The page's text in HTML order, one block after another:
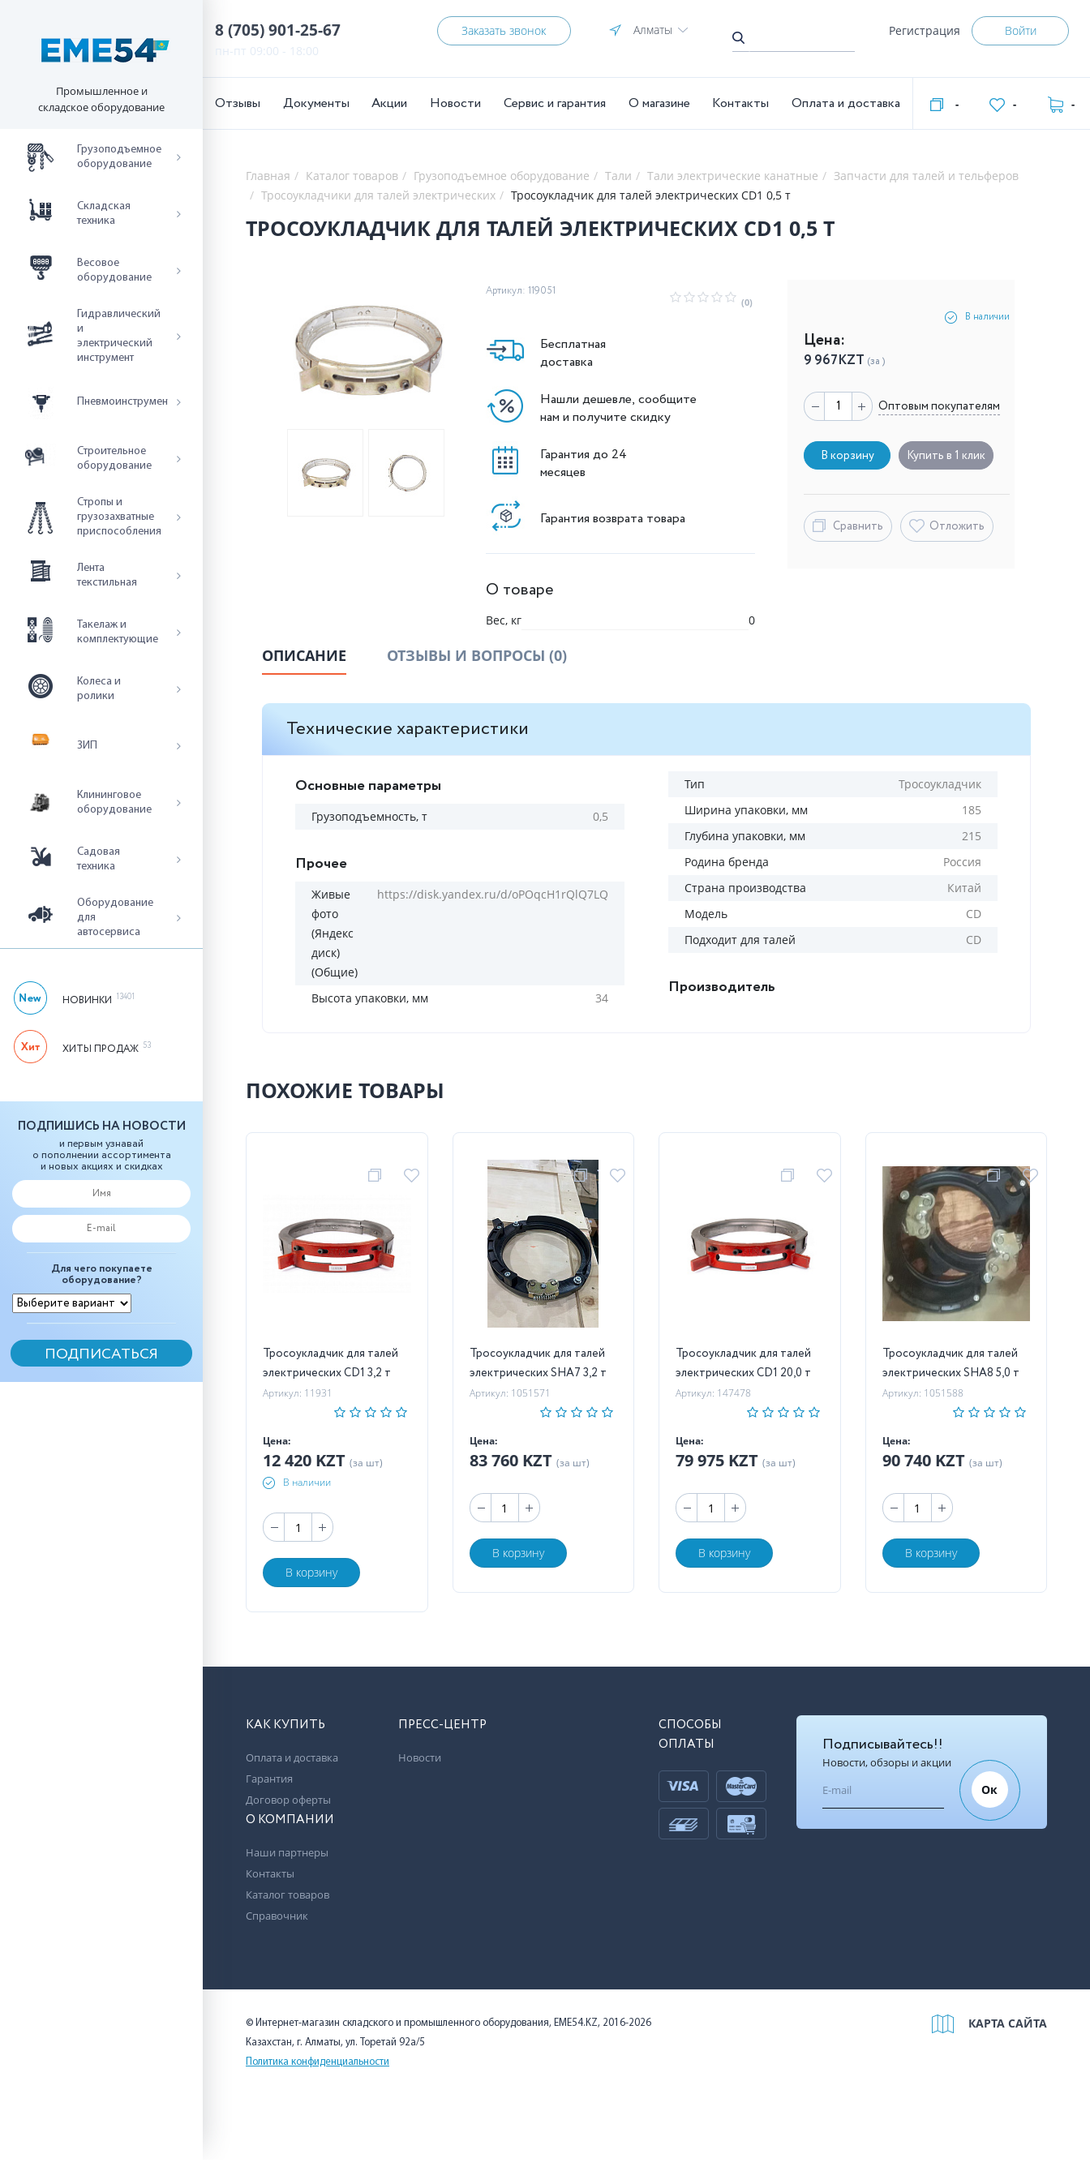
Промышленное и
складское оборудование
Грузоподъемное
оборудование
Складская
техника
Весовое
оборудование
Гидравлический
и
электрический
инструмент
Пневмоинструмент
Строительное
оборудование
Стропы и
грузозахватные
приспособления
Лента
текстильная
Такелаж и
комплектующие
Колеса и
ролики
ЗИП
Клининговое
оборудование
Садовая
техника
Оборудование
для
автосервиса
НОВИНКИ 13401
ХИТЫ ПРОДАЖ 53
ПОДПИШИСЬ НА НОВОСТИ
и первым узнавай
о пополнении ассортимента
и новых акциях и скидках
Для чего покупаете
оборудование?
8 (705) 901-25-67
пн-пт 09:00 - 18:00
Заказать звонок Алматы Регистрация Войти
Отзывы Документы Акции Новости Сервис и гарантия О магазине Контакты Оплата и доставка - - -
Главная Каталог товаров Грузоподъемное оборудование Тали Тали электрические канатные
Запчасти для талей и тельферов
Тросоукладчики для талей электрических
Тросоукладчик для талей электрических CD1 0,5 т
ТРОСОУКЛАДЧИК ДЛЯ ТАЛЕЙ ЭЛЕКТРИЧЕСКИХ CD1 0,5 Т
Артикул: 119051
(0)
Бесплатная
доставка
Нашли дешевле, сообщите
нам и получите скидку
Гарантия до 24
месяцев
Гарантия возврата товара
О товаре
Вес, кг 0
В наличии
Цена:
9 967KZT (за )
Оптовым покупателям
В корзину Купить в 1 клик
Сравнить Отложить
ОПИСАНИЕ ОТЗЫВЫ И ВОПРОСЫ (0)
Технические характеристики
Основные параметры
Грузоподъемность, т 0,5
Прочее
Живые
фото
(Яндекс
диск)
(Общие)
https://disk.yandex.ru/d/oPOqcH1rQlQ7LQ
Высота упаковки, мм 34
Тип
Тросоукладчик
Ширина упаковки, мм
185
Глубина упаковки, мм
215
Родина бренда
Россия
Страна производства
Китай
Модель
CD
Подходит для талей
CD
Производитель
ПОХОЖИЕ ТОВАРЫ
Тросоукладчик для талей
электрических CD1 3,2 т
Артикул: 11931
Цена:
12 420 KZT (за шт)
В наличии
В корзину
Тросоукладчик для талей
электрических SHA7 3,2 т
Артикул: 1051571
Цена:
83 760 KZT (за шт)
В корзину
Тросоукладчик для талей
электрических CD1 20,0 т
Артикул: 147478
Цена:
79 975 KZT (за шт)
В корзину
Тросоукладчик для талей
электрических SHA8 5,0 т
Артикул: 1051588
Цена:
90 740 KZT (за шт)
В корзину
КАК КУПИТЬ
Оплата и доставка
Гарантия
Договор оферты
ПРЕСС-ЦЕНТР
Новости
О КОМПАНИИ
Наши партнеры
Контакты
Каталог товаров
Справочник
СПОСОБЫ
ОПЛАТЫ
Подписывайтесь!!
Новости, обзоры и акции
Ок
© Интернет-магазин складского и промышленного оборудования, EME54.KZ, 2016-2026
Казахстан, г. Алматы, ул. Торетай 92а/5
Политика конфиденциальности
КАРТА САЙТА